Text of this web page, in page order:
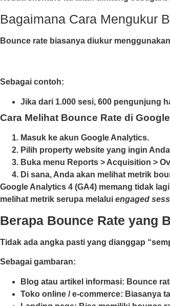
Bagaimana Cara Mengukur
Bounce rate biasanya diukur
Sebagai contoh:
Jika dari 1.000 sesi, 600 pengunjung
Cara Melihat Bounce Rate di
Masuk ke akun Google Analytics.
Pilih property website yang ingin
Buka menu Reports > Acquisition >
Di sana, Anda akan melihat metrik
Google Analytics 4 (GA4) memang tidak
melihat metrik serupa melalui engaged
Berapa Bounce Rate yang
Tidak ada angka pasti yang dianggap
Sebagai gambaran:
Blog atau artikel informasi: Bounce
Toko online / e-commerce: Biasanya